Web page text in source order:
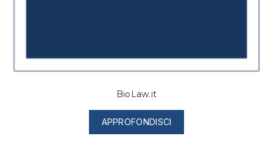
BioLaw.it
APPROFONDISCI